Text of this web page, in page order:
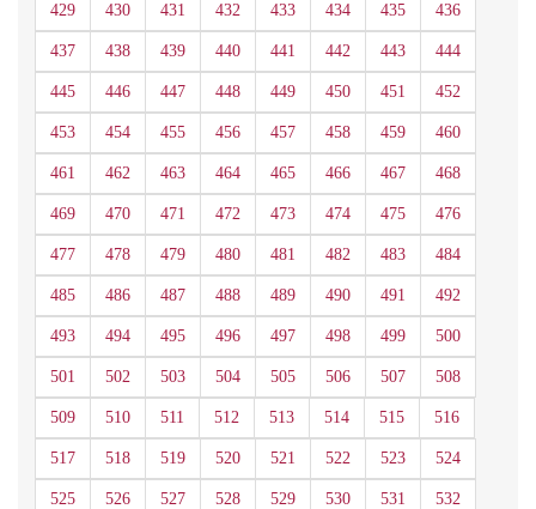
429 430 431 432 433 434 435 436
437 438 439 440 441 442 443 444
445 446 447 448 449 450 451 452
453 454 455 456 457 458 459 460
461 462 463 464 465 466 467 468
469 470 471 472 473 474 475 476
477 478 479 480 481 482 483 484
485 486 487 488 489 490 491 492
493 494 495 496 497 498 499 500
501 502 503 504 505 506 507 508
509 510 511 512 513 514 515 516
517 518 519 520 521 522 523 524
525 526 527 528 529 530 531 532